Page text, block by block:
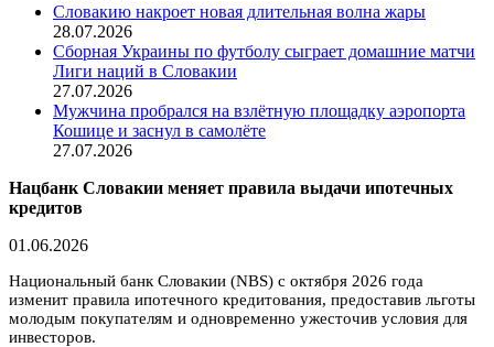
Словакию накроет новая длительная волна жары
28.07.2026
Сборная Украины по футболу сыграет домашние матчи
Лиги наций в Словакии
27.07.2026
Мужчина пробрался на взлётную площадку аэропорта
Кошице и заснул в самолёте
27.07.2026
Нацбанк Словакии меняет правила выдачи ипотечных
кредитов
01.06.2026
Национальный банк Словакии (NBS) с октября 2026 года
изменит правила ипотечного кредитования, предоставив льготы
молодым покупателям и одновременно ужесточив условия для
инвесторов.